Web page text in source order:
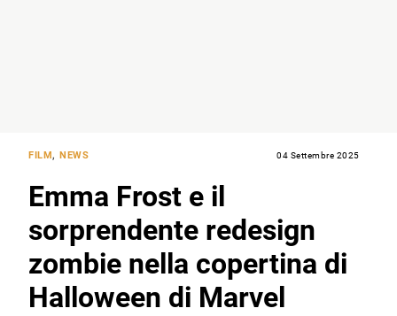
FILM, NEWS 04 Settembre 2025
Emma Frost e il
sorprendente redesign
zombie nella copertina di
Halloween di Marvel